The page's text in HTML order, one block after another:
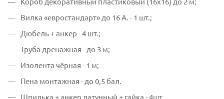
Вилка «евростандарт» до 16 А. - 1 шт.;
Дюбель + анкер - 4 шт.;
Труба дренажная - до 3 м;
Изолента чёрная - 1 м;
Пена монтажная - до 0,5 бал.
Шпилька + анкер латунный + гайка - 4шт.